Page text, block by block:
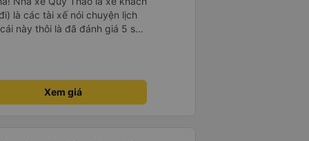
là các tài xế nói chuyện lịch
này thôi là đã đánh giá 5 sao
Xem giá